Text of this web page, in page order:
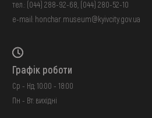
тел.: (044) 288-92-68 (044) 280-52-10
e-mail: honchar.museum@kyivcity.gov.ua
Графік роботи
Ср - Нд: 10:00 - 18:00
Пн - Вт: вихідні